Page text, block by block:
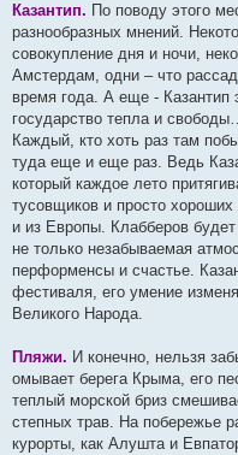
Казантип. По поводу этого
разнообразных мнений.
совокупление дня и ночи,
Амстердам, одни – что
время года. А еще - Казантип
государство тепла и
Каждый, кто хоть раз там
туда еще и еще раз. Ведь
который каждое лето
тусовщиков и просто
и из Европы. Клабберов
не только незабываемая
перформенсы и счастье.
фестиваля, его умение
Великого Народа.
Пляжи. И конечно, нельзя
омывает берега Крыма, его
теплый морской бриз
степных трав. На побережье
курорты, как Алушта и